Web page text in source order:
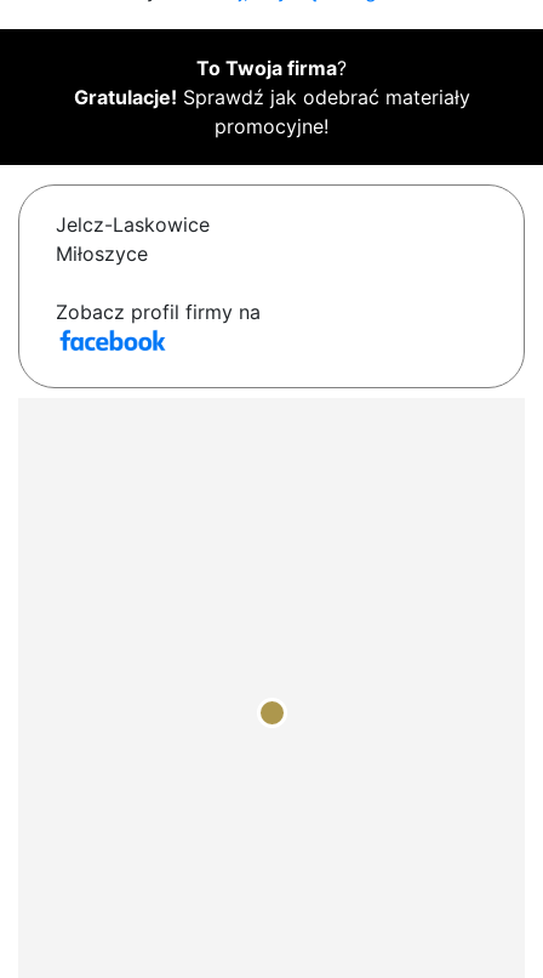
To Twoja firma?
Gratulacje! Sprawdź jak odebrać materiały
promocyjne!
Jelcz-Laskowice
Miłoszyce
Zobacz profil firmy na